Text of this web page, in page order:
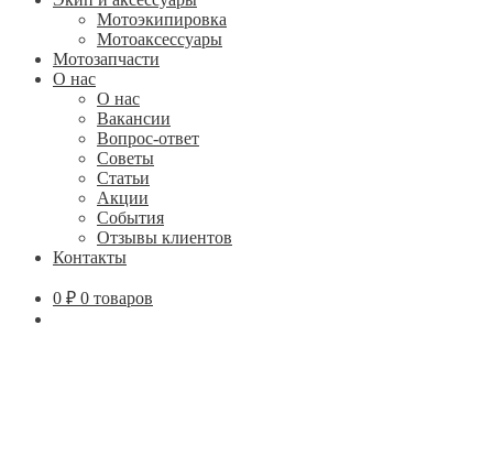
Мотоэкипировка
Мотоаксессуары
Мотозапчасти
О нас
О нас
Вакансии
Вопрос-ответ
Советы
Статьи
Акции
События
Отзывы клиентов
Контакты
0 ₽ 0 товаров